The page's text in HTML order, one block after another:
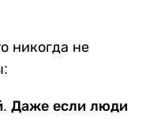
никогда не
Даже если люди